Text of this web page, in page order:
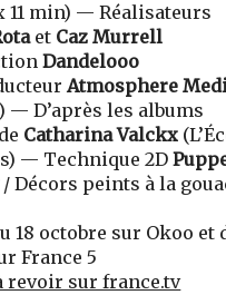
11 min) — Réalisateurs
et Caz Murrell
Dandelooo
Atmosphere
— D’après les albums
Catharina Valckx
— Technique 2D
/ Décors peints à la
18 octobre sur Okoo et
France 5
revoir sur france.tv